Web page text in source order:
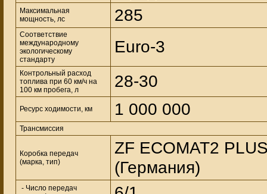
Максимальная
мощность, лс
285
Соответствие
международному
экологическому
стандарту
Euro-3
Контрольный расход
топлива при 60 км/ч на
100 км пробега, л
28-30
Ресурс ходимости, км 1 000 000
Трансмиссия
Коробка передач
(марка, тип)
ZF ECOMAT2
(Германия)
- Число передач